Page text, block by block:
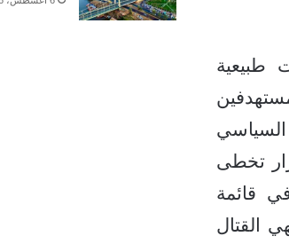
طبيعية
المستهدفين
تخطى
قائمة
القتال